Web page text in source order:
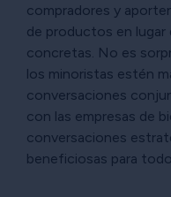
compradores y
de productos en lugar
concretas. No es
los minoristas estén
conversaciones
con las empresas de
conversaciones
beneficiosas para